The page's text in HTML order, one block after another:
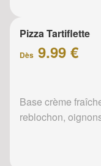
Pizza Tartiflette
Dès 9.99 €
Base crème
reblochon,